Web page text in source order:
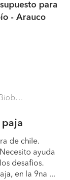
para
- Arauco
paja
de chile.
ayuda
desafios.
en la 9na ...